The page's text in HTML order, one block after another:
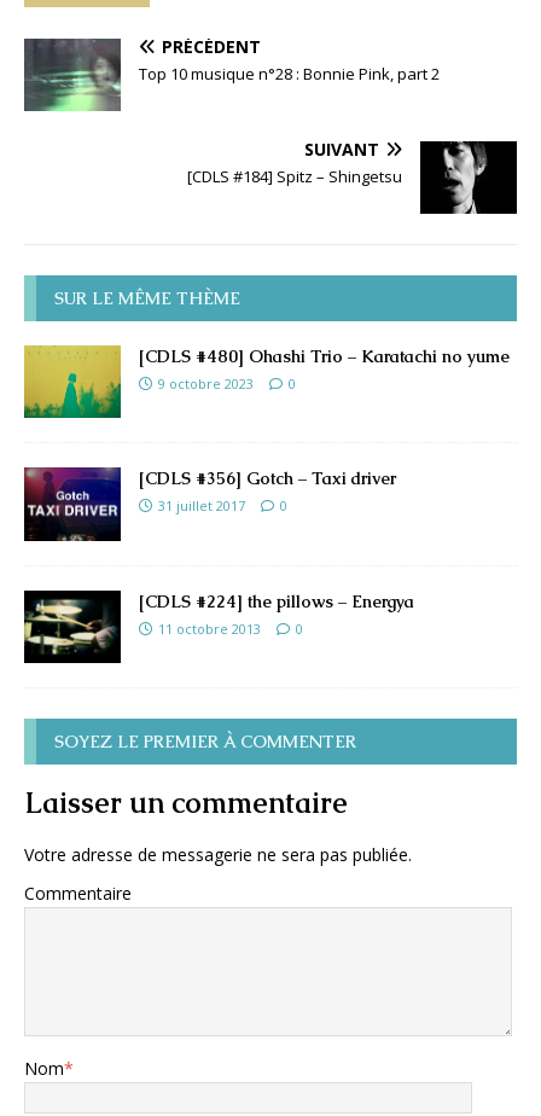
PRÉCÉDENT
Top 10 musique n°28 : Bonnie Pink, part 2
SUIVANT
[CDLS #184] Spitz – Shingetsu
SUR LE MÊME THÈME
[CDLS #480] Ohashi Trio – Karatachi no yume
9 octobre 2023 0
[CDLS #356] Gotch – Taxi driver
31 juillet 2017 0
[CDLS #224] the pillows – Energya
11 octobre 2013 0
SOYEZ LE PREMIER À COMMENTER
Laisser un commentaire
Votre adresse de messagerie ne sera pas publiée.
Commentaire
Nom*